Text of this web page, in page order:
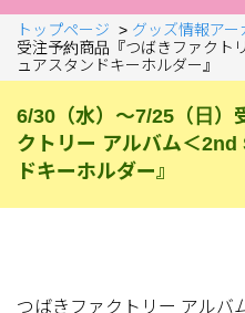
トップページ > グッズ情報アー
受注予約商品『つばきファクト
ュアスタンドキーホルダー』
6/30（水）～7/25（日）
クトリー アルバム＜2nd
ドキーホルダー』
つばきファクトリー アルバ